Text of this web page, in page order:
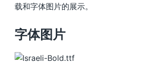
载和字体图片的展示。
字体图片